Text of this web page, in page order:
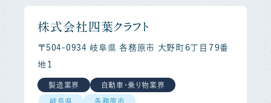
株式会社四葉クラフト
〒504-0934 岐阜県 各務原市 大野町６丁目７９番
地１
製造業界 自動車・乗り物業界
岐阜県 各務原市